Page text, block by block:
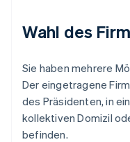
Wahl des
Sie haben mehrere
Der eingetragene
des Präsidenten, in
kollektiven Domizil
befinden.